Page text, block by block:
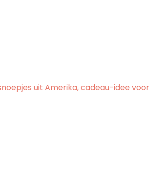
uit Amerika, cadeau-idee voor